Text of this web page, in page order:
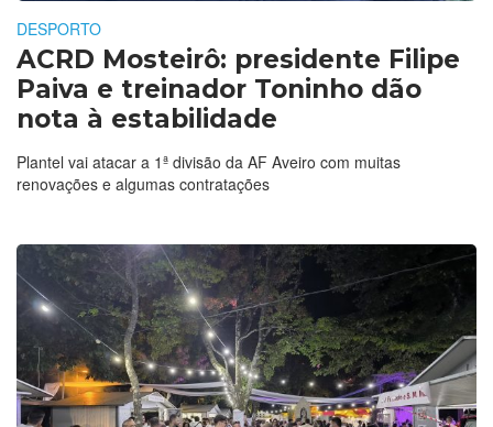
DESPORTO
ACRD Mosteirô: presidente Filipe
Paiva e treinador Toninho dão
nota à estabilidade
Plantel vai atacar a 1ª divisão da AF Aveiro com muitas
renovações e algumas contratações